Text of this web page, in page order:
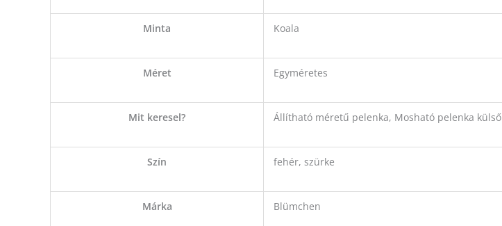
Minta Koala
Méret Egyméretes
Mit keresel? Állítható méretű pelenka, Mosható pelenka külső
Szín fehér, szürke
Márka Blümchen